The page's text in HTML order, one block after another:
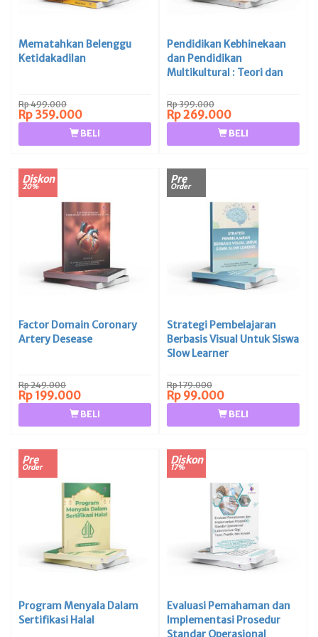
Mematahkan Belenggu
Ketidakadilan
Rp 499.000
Rp 359.000
BELI
Pendidikan Kebhinekaan
dan Pendidikan
Multikultural : Teori dan
Pendidikan
Rp 399.000
Rp 269.000
BELI
Diskon
20%
Factor Domain Coronary
Artery Desease
Rp 249.000
Rp 199.000
BELI
Pre
Order
Strategi Pembelajaran
Berbasis Visual Untuk Siswa
Slow Learner
Rp 179.000
Rp 99.000
BELI
Pre
Order
Program Menyala Dalam
Sertifikasi Halal
Diskon
17%
Evaluasi Pemahaman dan
Implementasi Prosedur
Standar Operasional